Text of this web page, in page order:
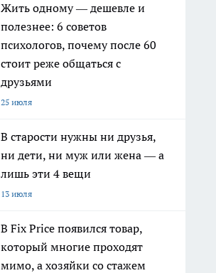
Жить одному — дешевле и
полезнее: 6 советов
психологов, почему после 60
стоит реже общаться с
друзьями
25 июля
В старости нужны ни друзья,
ни дети, ни муж или жена — а
лишь эти 4 вещи
13 июля
В Fix Price появился товар,
который многие проходят
мимо, а хозяйки со стажем